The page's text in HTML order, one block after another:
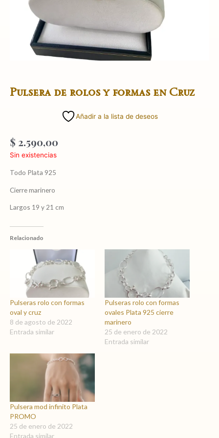
Pulsera de rolos y formas en Cruz
Añadir a la lista de deseos
$ 2.590,00
Sin existencias
Todo Plata 925
Cierre marinero
Largos 19 y 21 cm
Relacionado
Pulseras rolo con formas
oval y cruz
8 de agosto de 2022
Entrada similar
Pulseras rolo con formas
ovales Plata 925 cierre
marinero
25 de enero de 2022
Entrada similar
Pulsera mod infinito Plata
PROMO
25 de enero de 2022
Entrada similar